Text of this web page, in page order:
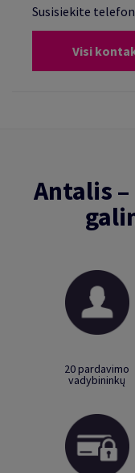
Susisiekite
Visi
Antalis
20 pardavimo
vadybininkų